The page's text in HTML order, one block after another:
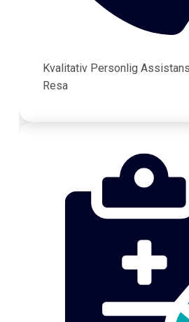
Kvalitativ Personlig
Resa